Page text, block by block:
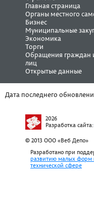
Главная страница
Органы местного
Бизнес
Муниципальные
Экономика
Торги
Обращения граждан
лиц
Открытые данные
Дата последнего
2026
Разработка сайта:
© 2013 ООО «Веб Депо»
Разработано при
развитию малых форм
технической сфере